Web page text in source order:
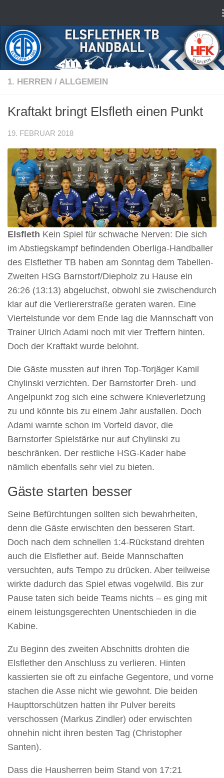
1. HERREN / ALLGEMEIN
Kraftakt bringt Elsfleth einen Punkt
19. FEBRUAR 2018
Elsfleth Kein Spiel für schwache Nerven: Die sich
im Abstiegskampf befindenden Oberliga-Handballer
des Elsflether TB haben am Sonntag dem Tabellen-
Zweiten HSG Barnstorf/Diepholz zu Hause ein
26:26 (13:13) abgeluchst, obwohl sie zwischendurch
klar auf die Verliererstraße geraten waren. Eine
Viertelstunde vor dem Ende lag die Mannschaft von
Trainer Ulrich Adami noch mit vier Treffern hinten.
Doch der Kraftakt wurde belohnt.
Die Gäste mussten auf ihren Top-Torjäger Kamil
Chylinski verzichten. Der Barnstorfer Dreh- und
Angelpunkt zog sich eine schwere Knieverletzung
zu und könnte bis zu einem Jahr ausfallen. Doch
Adami warnte schon im Vorfeld davor, die
Barnstorfer Spielstärke nur auf Chylinski zu
beschränken. Der restliche HSG-Kader habe
nämlich ebenfalls sehr viel zu bieten.
Gäste starten besser
Seine Befürchtungen sollten sich bewahrheiten,
denn die Gäste erwischten den besseren Start.
Doch nach dem schnellen 1:4-Rückstand drehten
auch die Elsflether auf. Beide Mannschaften
versuchten, aufs Tempo zu drücken. Aber teilweise
wirkte dadurch das Spiel etwas vogelwild. Bis zur
Pause taten sich beide Teams nichts – es ging mit
einem leistungsgerechten Unentschieden in die
Kabine.
Zu Beginn des zweiten Abschnitts drohten die
Elsflether den Anschluss zu verlieren. Hinten
kassierten sie oft zu einfache Gegentore, und vorne
stachen die Asse nicht wie gewohnt. Die beiden
Haupttorschützen hatten ihr Pulver bereits
verschossen (Markus Zindler) oder erwischten
ohnehin nicht ihren besten Tag (Christopher
Santen).
Dass die Hausherren beim Stand von 17:21